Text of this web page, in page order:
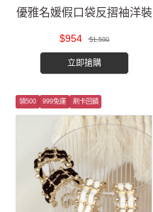
優雅名媛假口袋反摺袖洋裝
$954 $1,590
立即搶購
領500 999免運 刷卡回饋